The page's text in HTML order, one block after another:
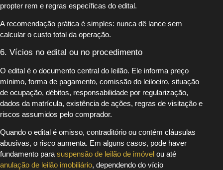
propter rem e regras específicas do edital.
A recomendação prática é simples: nunca dê lance sem
calcular o custo total da operação.
6. Vícios no edital ou no procedimento
O edital é o documento central do leilão. Ele informa preço
mínimo, forma de pagamento, comissão do leiloeiro, situação
de ocupação, débitos, responsabilidade por regularização,
dados da matrícula, existência de ações, regras de visitação e
riscos assumidos pelo comprador.
Quando o edital é omisso, contraditório ou contém cláusulas
abusivas, o risco aumenta. Em alguns casos, pode haver
fundamento para suspensão de leilão de imóvel ou até
anulação de leilão imobiliário, dependendo do vício